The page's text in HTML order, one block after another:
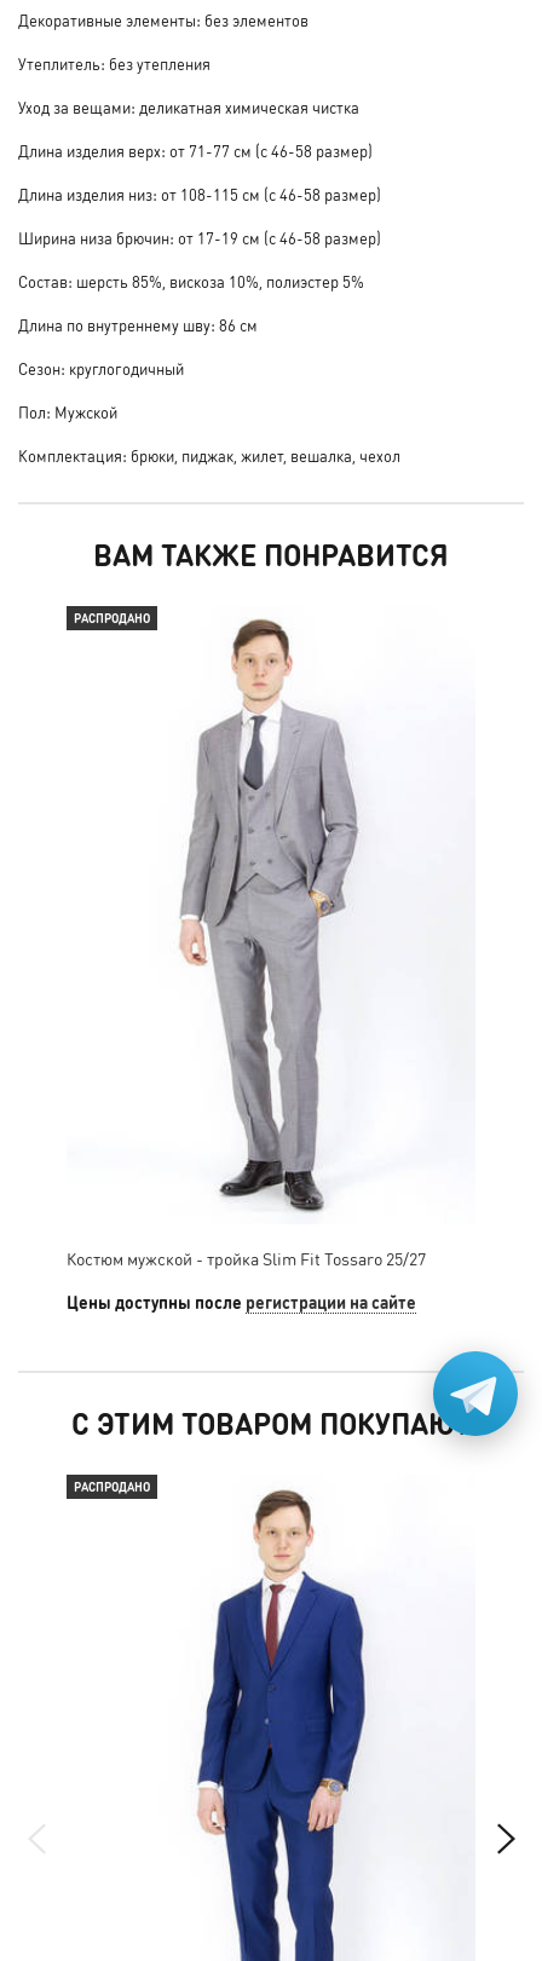
Декоративные элементы: без элементов
Утеплитель: без утепления
Уход за вещами: деликатная химическая чистка
Длина изделия верх: от 71-77 см (с 46-58 размер)
Длина изделия низ: от 108-115 см (с 46-58 размер)
Ширина низа брючин: от 17-19 см (с 46-58 размер)
Состав: шерсть 85%, вискоза 10%, полиэстер 5%
Длина по внутреннему шву: 86 см
Сезон: круглогодичный
Пол: Мужской
Комплектация: брюки, пиджак, жилет, вешалка, чехол
ВАМ ТАКЖЕ ПОНРАВИТСЯ
РАСПРОДАНО
Костюм мужской - тройка Slim Fit Tossaro 25/27
Цены доступны после регистрации на сайте
С ЭТИМ ТОВАРОМ ПОКУПАЮТ
РАСПРОДАНО